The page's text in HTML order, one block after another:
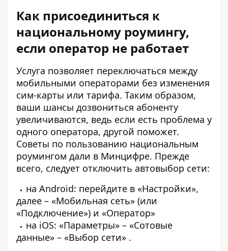
Как присоединиться к
национальному роумингу,
если оператор не работает
Услуга позволяет переключаться между
мобильными операторами без изменения
сим-карты или тарифа. Таким образом,
ваши шансы дозвониться абоненту
увеличиваются, ведь если есть проблема у
одного оператора, другой поможет.
Советы по пользованию национальным
роумингом дали в Минцифре. Прежде
всего, следует отключить автовыбор сети:
на Android: перейдите в «Настройки»,
далее – «Мобильная сеть» (или
«Подключение») и «Оператор»
на iOS: «Параметры» – «Сотовые
данные» – «Выбор сети» .